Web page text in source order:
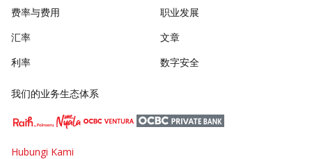
费率与费用
汇率
利率
职业发展
文章
数字安全
我们的业务生态体系
Hubungi Kami